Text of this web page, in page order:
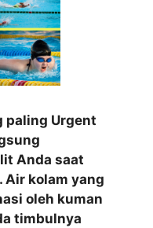
paling Urgent
Anda saat
Air kolam yang
oleh kuman
timbulnya